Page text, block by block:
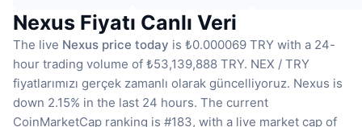
Nexus Fiyatı Canlı Veri
The live Nexus price today is ₺0.000069 TRY with a 24-
hour trading volume of ₺53,139,888 TRY. NEX / TRY
fiyatlarımızı gerçek zamanlı olarak güncelliyoruz. Nexus is
down 2.15% in the last 24 hours. The current
CoinMarketCap ranking is #183, with a live market cap of